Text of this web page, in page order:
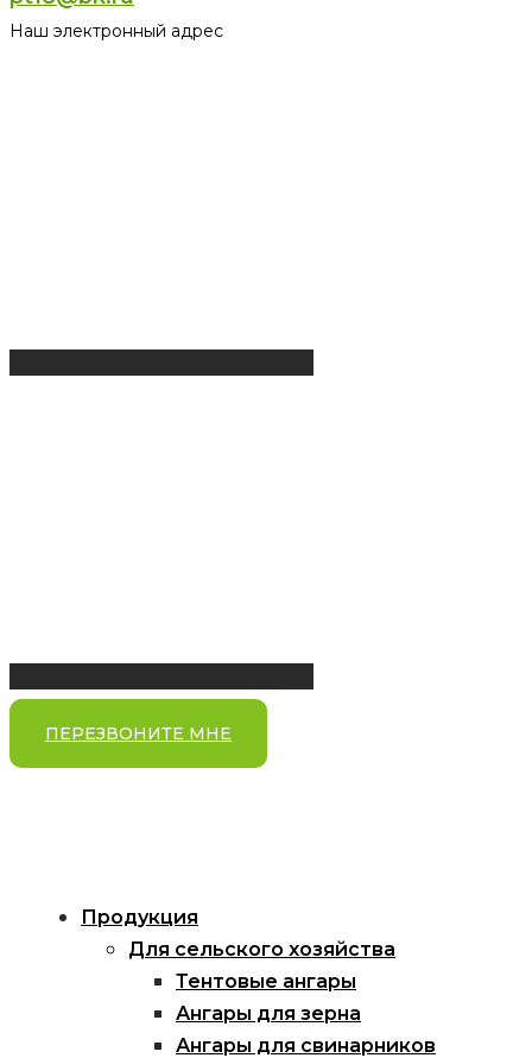
Наш электронный адрес
ПЕРЕЗВОНИТЕ МНЕ
Продукция
Для сельского хозяйства
Тентовые ангары
Ангары для зерна
Ангары для свинарников